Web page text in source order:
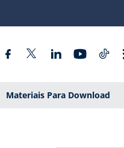
Materiais Para Download